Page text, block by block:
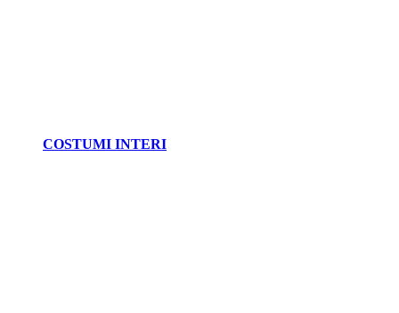
COSTUMI INTERI